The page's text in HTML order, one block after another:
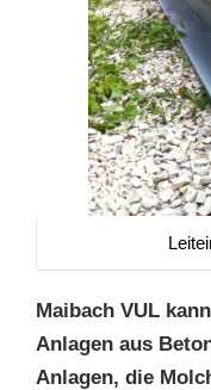
Maibach VUL
Anlagen aus
Anlagen, die